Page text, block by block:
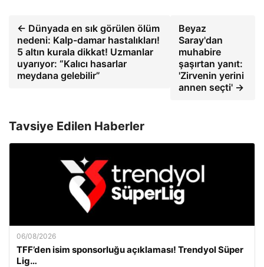
← Dünyada en sık görülen ölüm
nedeni: Kalp-damar hastalıkları!
5 altın kurala dikkat! Uzmanlar
uyarıyor: “Kalıcı hasarlar
meydana gelebilir”
Beyaz
Saray'dan
muhabire
şaşırtan yanıt:
'Zirvenin yerini
annen seçti' →
Tavsiye Edilen Haberler
06/08/2026
TFF’den isim sponsorluğu açıklaması! Trendyol Süper
Lig…